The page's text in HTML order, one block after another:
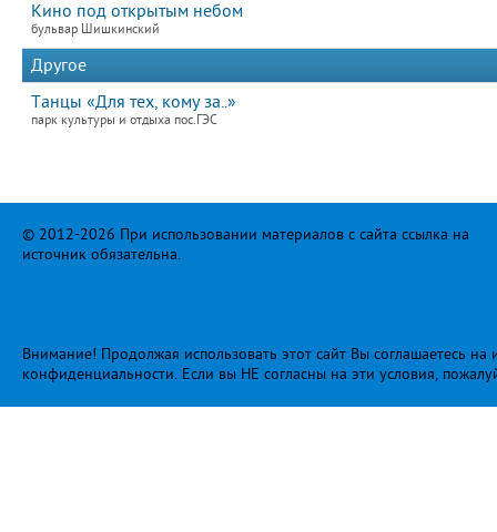
Кино под открытым небом
бульвар Шишкинский
Другое
Танцы «Для тех, кому за..»
парк культуры и отдыха пос.ГЭС
© 2012-2026 При использовании материалов с сайта ссылка на
источник обязательна.
Внимание! Продолжая использовать этот сайт Вы соглашаетесь
конфиденциальности. Если вы НЕ согласны на эти условия,